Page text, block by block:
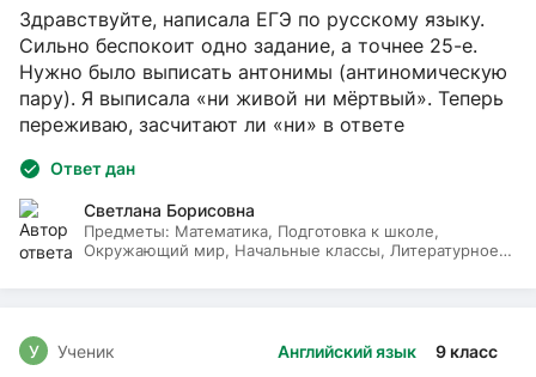
Здравствуйте, написала ЕГЭ по русскому языку.
Сильно беспокоит одно задание, а точнее 25-е.
Нужно было выписать антонимы (антиномическую
пару). Я выписала «ни живой ни мёртвый». Теперь
переживаю, засчитают ли «ни» в ответе
Ответ дан
Светлана Борисовна
Предметы: Математика, Подготовка к школе,
Окружающий мир, Начальные классы, Литературное
Английский язык 9 класс
У Ученик